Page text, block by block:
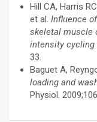
Hill CA, Harris
et al. Influence
skeletal muscle
intensity cycling
33.
Baguet A,
loading and
Physiol.